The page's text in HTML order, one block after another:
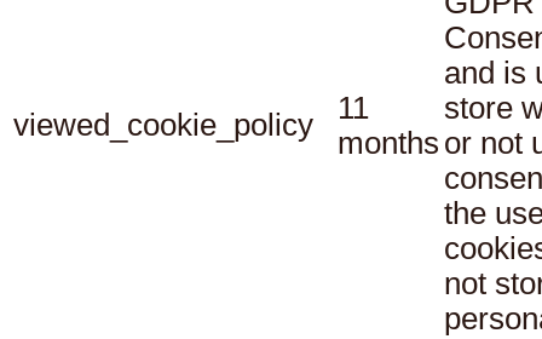
viewed_cookie_policy
11
months
and is
store
or not
the
not